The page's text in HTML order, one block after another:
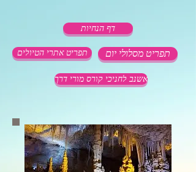
דף הנחיות
תפריט אתרי הטיולים
אשנב לחניכי קורס מורי דרך
תפריט מסלולי יום